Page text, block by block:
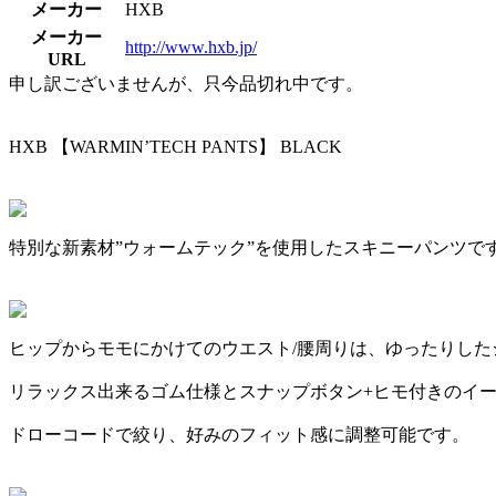
メーカー
HXB
メーカー
URL
http://www.hxb.jp/
申し訳ございませんが、只今品切れ中です。
HXB 【WARMIN’TECH PANTS】 BLACK
特別な新素材”ウォームテック”を使用したスキニーパンツで
ヒップからモモにかけてのウエスト/腰周りは、ゆったりした
リラックス出来るゴム仕様とスナップボタン+ヒモ付きのイ
ドローコードで絞り、好みのフィット感に調整可能です。